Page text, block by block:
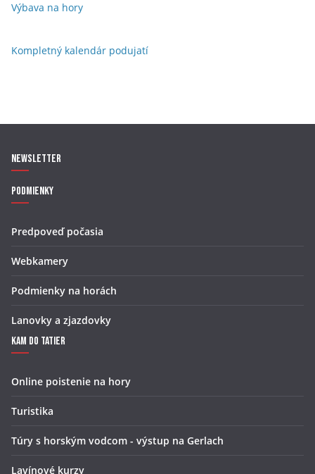
Výbava na hory
Kompletný kalendár podujatí
Newsletter
Podmienky
Predpoveď počasia
Webkamery
Podmienky na horách
Lanovky a zjazdovky
Kam do Tatier
Online poistenie na hory
Turistika
Túry s horským vodcom - výstup na Gerlach
Lavínové kurzy